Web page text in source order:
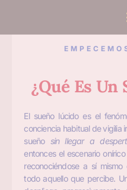
¿Qué Es Un
El sueño lúcido es el
conciencia habitual de vigilia
sueño sin llegar a
entonces el escenario
reconociéndose a sí
todo aquello que percibe.